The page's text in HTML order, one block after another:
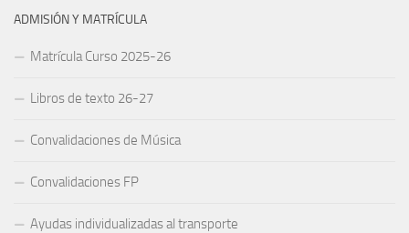
ADMISIÓN Y MATRÍCULA
Matrícula Curso 2025-26
Libros de texto 26-27
Convalidaciones de Música
Convalidaciones FP
Ayudas individualizadas al transporte